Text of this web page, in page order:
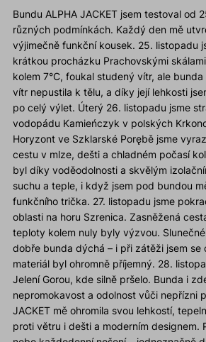
Bundu ALPHA JACKET jsem testoval od
různých podmínkách. Každý den mě
výjimečně funkční kousek. 25. listopadu
krátkou procházku Prachovskými
kolem 7°C, foukal studený vítr, ale
vítr nepustila k tělu, a díky její lehkosti
po celý výlet. Úterý 26. listopadu jsme
vodopádu Kamieńczyk v polských
Horyzont ve Szklarské Porębě jsme
cestu v mlze, dešti a chladném počasí
byl díky voděodolnosti a skvělým
suchu a teple, i když jsem pod bundou
funkčního trička. 27. listopadu jsme
oblasti na horu Szrenica. Zasněžená
teploty kolem nuly byly výzvou.
dobře bunda dýchá – i při zátěži jsem se
materiál byl ohromně příjemný. 28.
Jelení Gorou, kde silně pršelo. Bunda i
nepromokavost a odolnost vůči nepřízni
JACKET mě ohromila svou lehkostí,
proti větru i dešti a moderním designem.